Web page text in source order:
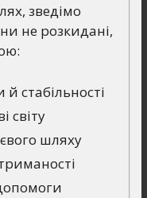
зведімо
не розкидані,
стабільності
світу
шляху